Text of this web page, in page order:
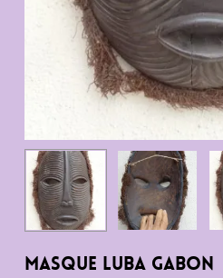
Masque luba Gabon